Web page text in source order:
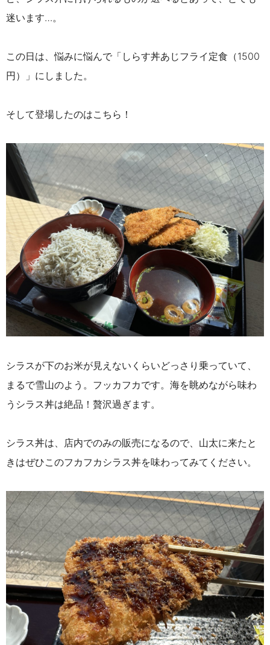
迷います…。
この日は、悩みに悩んで「しらす丼あじフライ定食（1500
円）」にしました。
そして登場したのはこちら！
シラスが下のお米が見えないくらいどっさり乗っていて、
まるで雪山のよう。フッカフカです。海を眺めながら味わ
うシラス丼は絶品！贅沢過ぎます。
シラス丼は、店内でのみの販売になるので、山太に来たと
きはぜひこのフカフカシラス丼を味わってみてください。